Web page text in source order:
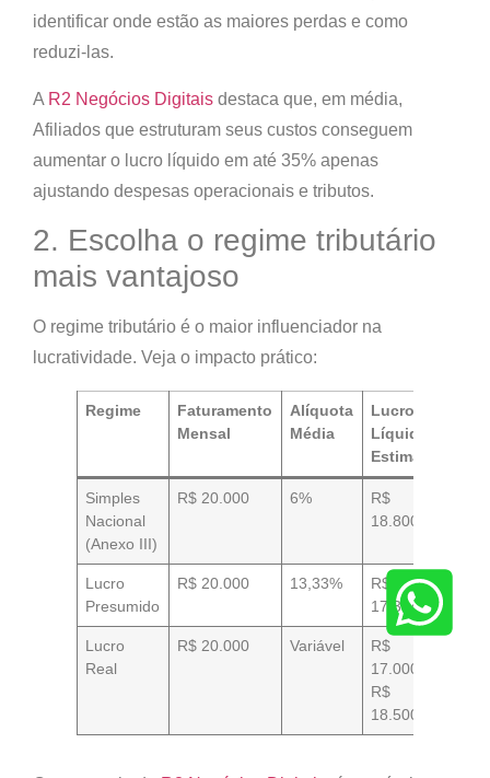
identificar onde estão as maiores perdas e como
reduzi-las.
A R2 Negócios Digitais destaca que, em média,
Afiliados que estruturam seus custos conseguem
aumentar o lucro líquido em até 35% apenas
ajustando despesas operacionais e tributos.
2. Escolha o regime tributário
mais vantajoso
O regime tributário é o maior influenciador na
lucratividade. Veja o impacto prático:
Regime
Faturamento
Mensal
Alíquota
Média
Lucro
Líquido
Estimado
Simples
Nacional
(Anexo III)
R$ 20.000 6%
R$
18.800
Lucro
Presumido
R$ 20.000 13,33%
R$
17.334
Lucro
Real
R$ 20.000 Variável
R$
17.000 a
R$
18.500